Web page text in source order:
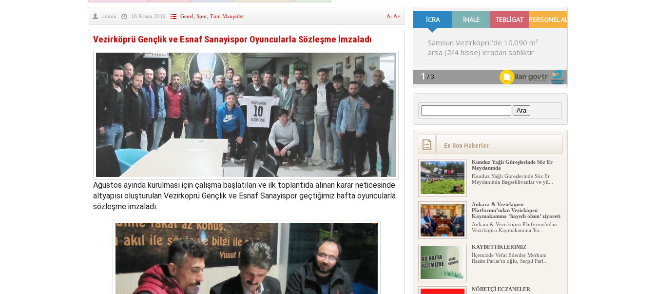
BANA GÖRE
Vezirköprü CHP’de istifa depremi yaşandı!
admin 16 Kasım 2019 Genel Spor, Tüm Manşetler A- A+
Vezirköprü Gençlik ve Esnaf Sanayispor Oyuncularla Sözleşme İmzaladı
Ağustos ayında kurulması için çalışma başlatılan ve ilk toplantıda alınan karar neticesinde
altyapısı oluşturulan Vezirköprü Gençlik ve Esnaf Sanayispor geçtiğimiz hafta oyuncularla
sözleşme imzaladı.
Arama:
En Son Haberler
Kunduz Yağlı Güreşlerinde Söz Er
Meydanında
Kunduz Yağlı Güreşlerinde Söz Er
Meydanında Başpehlivanlar ve yü...
Ankara & Vezirköprü
Platformu’ndan Vezirköprü
Kaymakamına ‘hayırlı olsun’ ziyareti
Ankara & Vezirköprü Platformu'ndan
Vezirköprü Kaymakamına 'ha...
KAYBETTİKLERİMİZ
İlçemizde Vefat Edenler Merhum
Rasim Parlar'ın oğlu, Serpil Parl...
NÖBETÇİ ECZANELER